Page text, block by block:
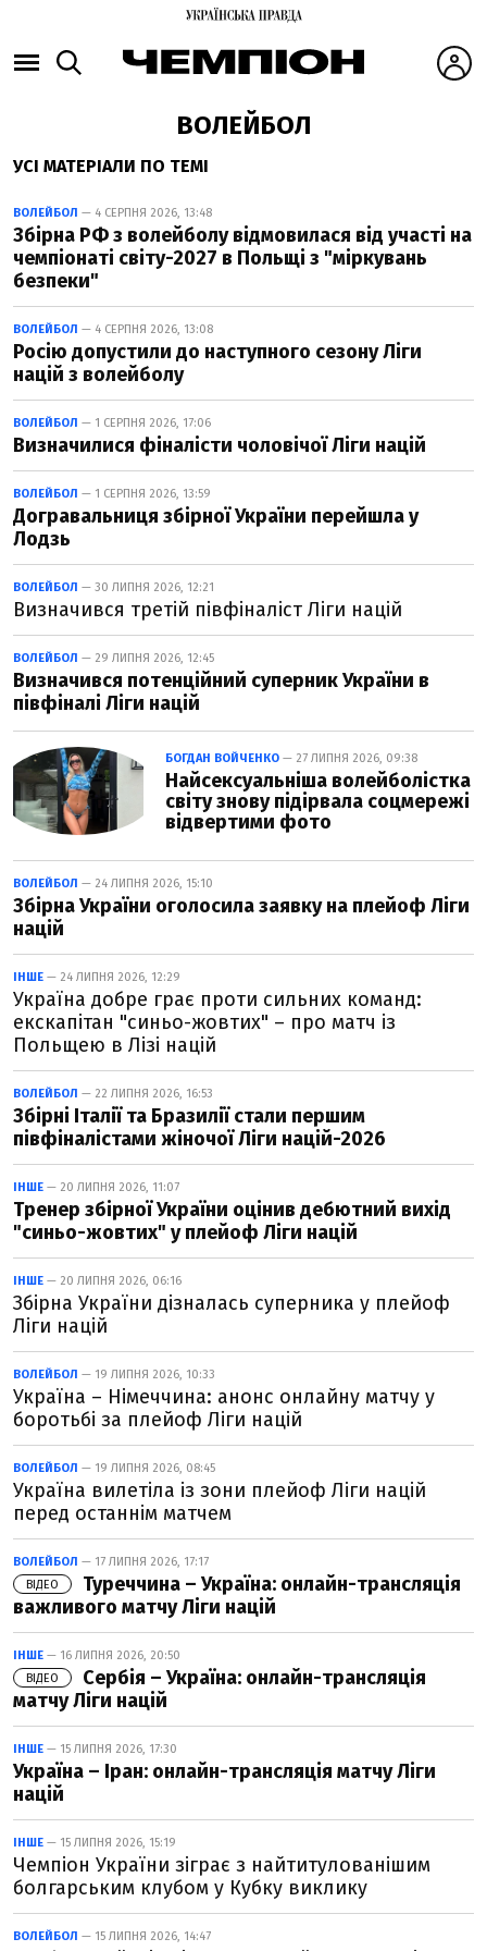
ВОЛЕЙБОЛ
УСІ МАТЕРІАЛИ ПО ТЕМІ
ВОЛЕЙБОЛ — 4 СЕРПНЯ 2026, 13:48
Збірна РФ з волейболу відмовилася від участі на
чемпіонаті світу-2027 в Польщі з "міркувань
безпеки"
ВОЛЕЙБОЛ — 4 СЕРПНЯ 2026, 13:08
Росію допустили до наступного сезону Ліги
націй з волейболу
ВОЛЕЙБОЛ — 1 СЕРПНЯ 2026, 17:06
Визначилися фіналісти чоловічої Ліги націй
ВОЛЕЙБОЛ — 1 СЕРПНЯ 2026, 13:59
Догравальниця збірної України перейшла у
Лодзь
ВОЛЕЙБОЛ — 30 ЛИПНЯ 2026, 12:21
Визначився третій півфіналіст Ліги націй
ВОЛЕЙБОЛ — 29 ЛИПНЯ 2026, 12:45
Визначився потенційний суперник України в
півфіналі Ліги націй
БОГДАН ВОЙЧЕНКО — 27 ЛИПНЯ 2026, 09:38
Найсексуальніша волейболістка
світу знову підірвала соцмережі
відвертими фото
ВОЛЕЙБОЛ — 24 ЛИПНЯ 2026, 15:10
Збірна України оголосила заявку на плейоф Ліги
націй
ІНШЕ — 24 ЛИПНЯ 2026, 12:29
Україна добре грає проти сильних команд:
екскапітан "синьо-жовтих" – про матч із
Польщею в Лізі націй
ВОЛЕЙБОЛ — 22 ЛИПНЯ 2026, 16:53
Збірні Італії та Бразилії стали першим
півфіналістами жіночої Ліги націй-2026
ІНШЕ — 20 ЛИПНЯ 2026, 11:07
Тренер збірної України оцінив дебютний вихід
"синьо-жовтих" у плейоф Ліги націй
ІНШЕ — 20 ЛИПНЯ 2026, 06:16
Збірна України дізналась суперника у плейоф
Ліги націй
ВОЛЕЙБОЛ — 19 ЛИПНЯ 2026, 10:33
Україна – Німеччина: анонс онлайну матчу у
боротьбі за плейоф Ліги націй
ВОЛЕЙБОЛ — 19 ЛИПНЯ 2026, 08:45
Україна вилетіла із зони плейоф Ліги націй
перед останнім матчем
ВОЛЕЙБОЛ — 17 ЛИПНЯ 2026, 17:17
ВІДЕО
Туреччина – Україна: онлайн-трансляція
важливого матчу Ліги націй
ІНШЕ — 16 ЛИПНЯ 2026, 20:50
ВІДЕО
Сербія – Україна: онлайн-трансляція
матчу Ліги націй
ІНШЕ — 15 ЛИПНЯ 2026, 17:30
Україна – Іран: онлайн-трансляція матчу Ліги
націй
ІНШЕ — 15 ЛИПНЯ 2026, 15:19
Чемпіон України зіграє з найтитулованішим
болгарським клубом у Кубку виклику
ВОЛЕЙБОЛ — 15 ЛИПНЯ 2026, 14:47